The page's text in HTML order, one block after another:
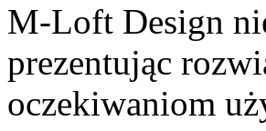
M-Loft Design
prezentując
oczekiwaniom